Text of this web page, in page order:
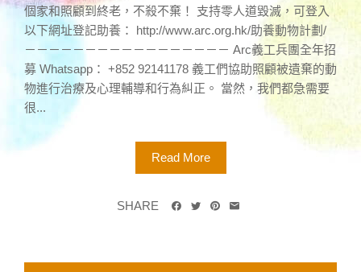
個家和照顧到終老，不殺不棄！ 支持零人道毀滅，可登入
以下網址登記助養： http://www.arc.org.hk/助養動物計劃/
－－－－－－－－－－－－－－－－－ Arc義工兵團全年招
募 Whatsapp： +852 92141178 義工們協助照顧被遺棄的動
物進行治療及心理輔導和行為糾正。 當然，我們都急需要
很...
Read More
SHARE